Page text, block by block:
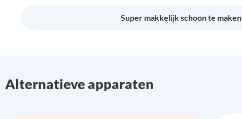
Super makkelijk schoon te maken
Alternatieve apparaten